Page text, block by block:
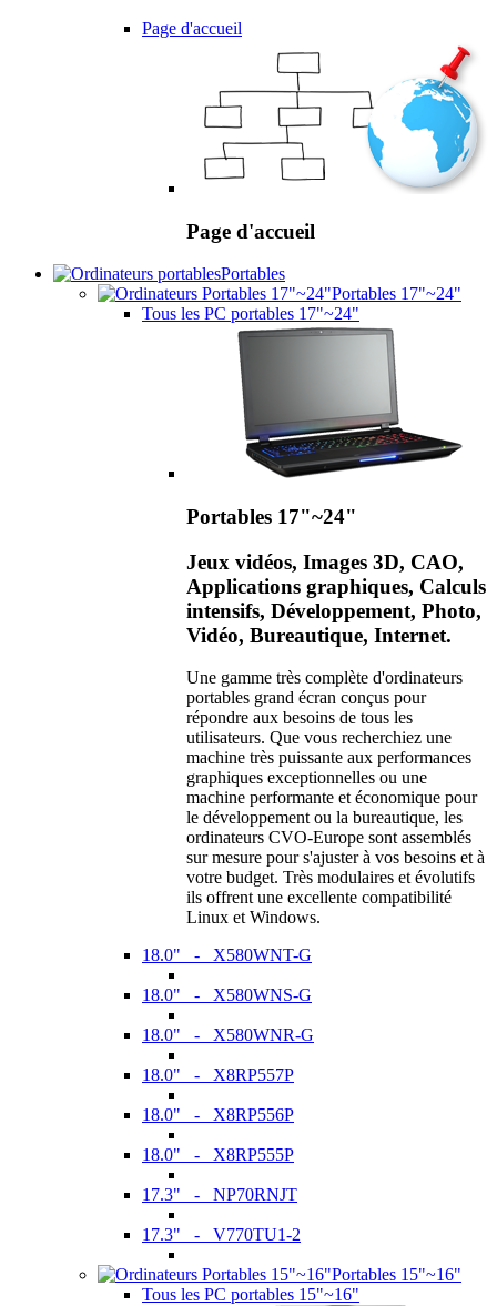
Page d'accueil
Page d'accueil
Portables
Portables 17"~24"
Tous les PC portables 17"~24"
Portables 17"~24"
Jeux vidéos, Images 3D, CAO,
Applications graphiques, Calculs
intensifs, Développement, Photo,
Vidéo, Bureautique, Internet.
Une gamme très complète d'ordinateurs
portables grand écran conçus pour
répondre aux besoins de tous les
utilisateurs. Que vous recherchiez une
machine très puissante aux performances
graphiques exceptionnelles ou une
machine performante et économique pour
le développement ou la bureautique, les
ordinateurs CVO-Europe sont assemblés
sur mesure pour s'ajuster à vos besoins et à
votre budget. Très modulaires et évolutifs
ils offrent une excellente compatibilité
Linux et Windows.
18.0" - X580WNT-G
18.0" - X580WNS-G
18.0" - X580WNR-G
18.0" - X8RP557P
18.0" - X8RP556P
18.0" - X8RP555P
17.3" - NP70RNJT
17.3" - V770TU1-2
Portables 15"~16"
Tous les PC portables 15"~16"